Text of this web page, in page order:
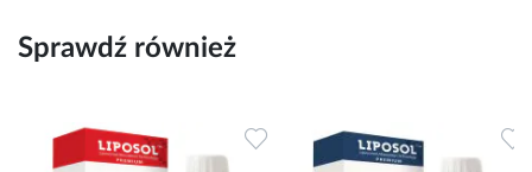
Sprawdź również
Dodaj do ulubionych Dodaj do ulubionych